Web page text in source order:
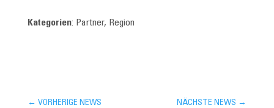
Kategorien: Partner, Region
← VORHERIGE NEWS NÄCHSTE NEWS →